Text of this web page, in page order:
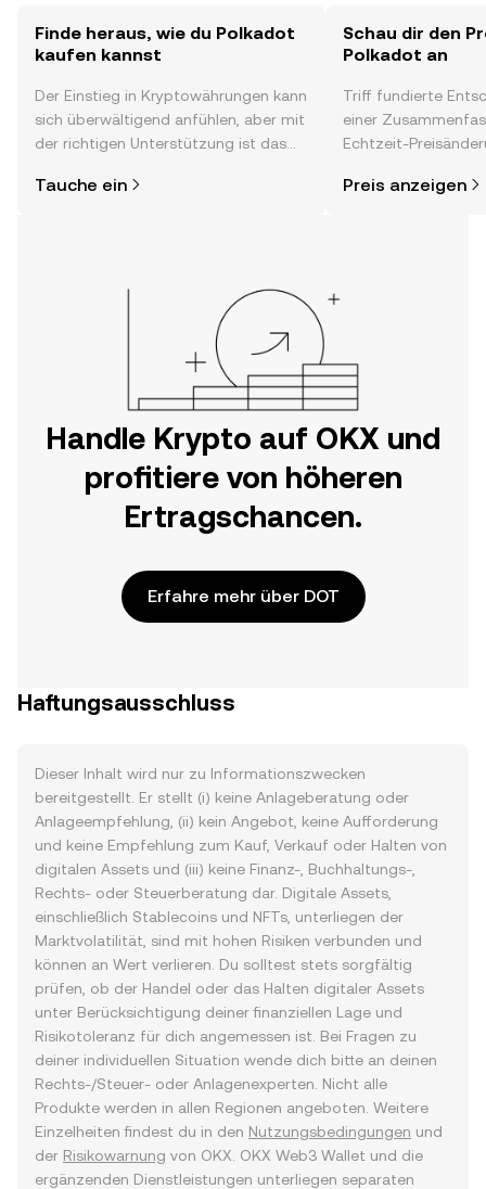
Finde heraus, wie du Polkadot
kaufen kannst
Der Einstieg in Kryptowährungen kann
sich überwältigend anfühlen, aber mit
der richtigen Unterstützung ist das
direkt in der OKX-App oder hier im
Tauche ein
Schau dir den
Polkadot an
Triff fundierte
einer
Echtzeit-
Neuigkeiten und
Preis anzeigen
Handle Krypto auf OKX und
profitiere von höheren
Ertragschancen.
Erfahre mehr über DOT
Haftungsausschluss
Dieser Inhalt wird nur zu Informationszwecken
bereitgestellt. Er stellt (i) keine Anlageberatung oder
Anlageempfehlung, (ii) kein Angebot, keine Aufforderung
und keine Empfehlung zum Kauf, Verkauf oder Halten von
digitalen Assets und (iii) keine Finanz-, Buchhaltungs-,
Rechts- oder Steuerberatung dar. Digitale Assets,
einschließlich Stablecoins und NFTs, unterliegen der
Marktvolatilität, sind mit hohen Risiken verbunden und
können an Wert verlieren. Du solltest stets sorgfältig
prüfen, ob der Handel oder das Halten digitaler Assets
unter Berücksichtigung deiner finanziellen Lage und
Risikotoleranz für dich angemessen ist. Bei Fragen zu
deiner individuellen Situation wende dich bitte an deinen
Rechts-/Steuer- oder Anlagenexperten. Nicht alle
Produkte werden in allen Regionen angeboten. Weitere
Einzelheiten findest du in den Nutzungsbedingungen und
der Risikowarnung von OKX. OKX Web3 Wallet und die
ergänzenden Dienstleistungen unterliegen separaten